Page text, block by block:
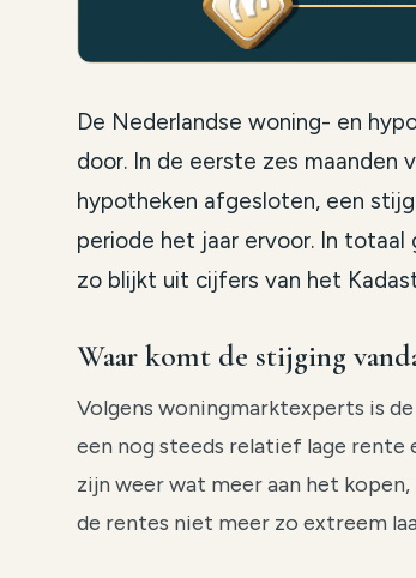
De Nederlandse woning- en
door. In de eerste zes maanden
hypotheken afgesloten, een
periode het jaar ervoor. In totaal
zo blijkt uit cijfers van het
Waar komt de stijging
Volgens woningmarktexperts is
een nog steeds relatief lage rente
zijn weer wat meer aan het
de rentes niet meer zo extreem